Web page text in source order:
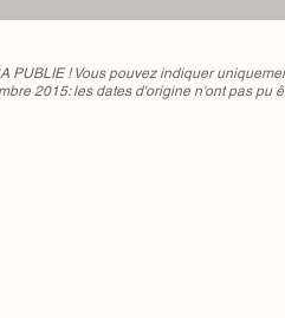
PUBLIE ! Vous pouvez indiquer
2015: les dates d'origine n'ont pas pu